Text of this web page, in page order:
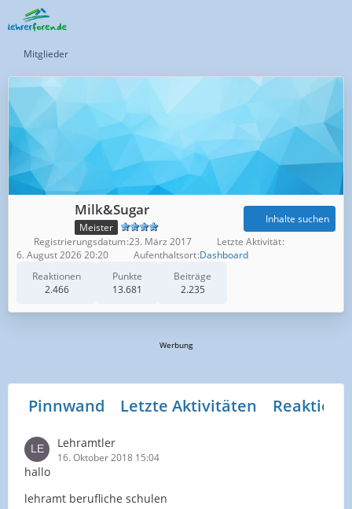
Mitglieder
Milk&Sugar
Meister
Reaktionen
2.466
Punkte
13.681
Beiträge
2.235
Inhalte suchen
Registrierungsdatum 23. März 2017
Letzte Aktivität
6. August 2026 20:20
Aufenthaltsort Dashboard
Werbung
Pinnwand Letzte Aktivitäten
Lehramtler
16. Oktober 2018 15:04
hallo
lehramt berufliche schulen